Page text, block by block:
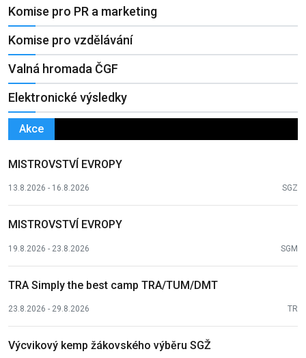
Komise pro PR a marketing
Komise pro vzdělávání
Valná hromada ČGF
Elektronické výsledky
Akce
MISTROVSTVÍ EVROPY
13.8.2026 - 16.8.2026 SGZ
MISTROVSTVÍ EVROPY
19.8.2026 - 23.8.2026 SGM
TRA Simply the best camp TRA/TUM/DMT
23.8.2026 - 29.8.2026 TR
Výcvikový kemp žákovského výběru SGŽ